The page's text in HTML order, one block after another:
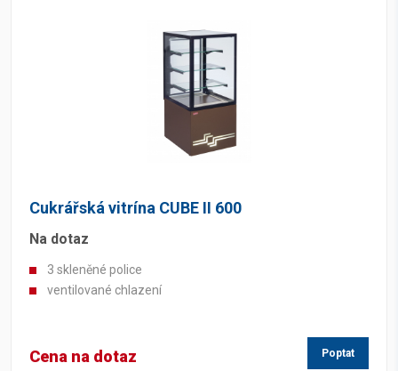
Cukrářská vitrína CUBE II 600
Na dotaz
3 skleněné police
ventilované chlazení
Cena na dotaz Poptat